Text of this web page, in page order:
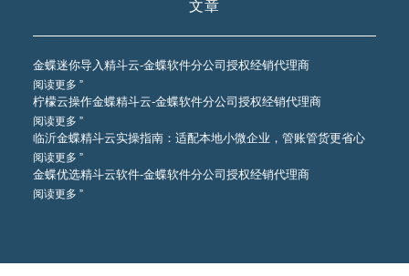
文章
金蝶迷你导入精斗云-金蝶软件分公司授权经销代理商
阅读更多 ”
柠檬云操作金蝶精斗云-金蝶软件分公司授权经销代理商
阅读更多 ”
临沂金蝶精斗云实操指南：适配本地小微企业，管账管货更省心
阅读更多 ”
金蝶优选精斗云软件-金蝶软件分公司授权经销代理商
阅读更多 ”